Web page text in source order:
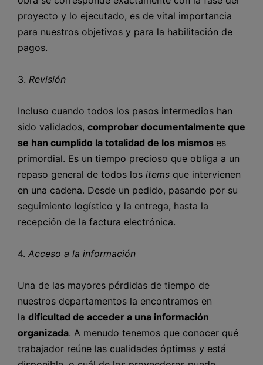
proyecto y lo ejecutado, es de vital importancia
para nuestros objetivos y para la habilitación de
pagos.
3. Revisión
Incluso cuando todos los pasos intermedios han
sido validados, comprobar documentalmente que
se han cumplido la totalidad de los mismos es
primordial. Es un tiempo precioso que obliga a un
repaso general de todos los items que intervienen
en una cadena. Desde un pedido, pasando por su
seguimiento logístico y la entrega, hasta la
recepción de la factura electrónica.
4. Acceso a la información
Una de las mayores pérdidas de tiempo de
nuestros departamentos la encontramos en
la dificultad de acceder a una información
organizada. A menudo tenemos que conocer qué
trabajador reúne las cualidades óptimas y está